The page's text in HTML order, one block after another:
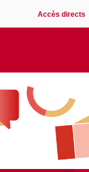
Accès directs